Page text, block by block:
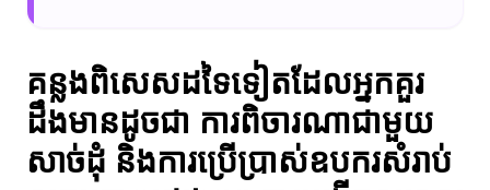
គន្លងពិសេសដទៃទៀតដែលអ្នកគួរ
ដឹងមានដូចជា ការពិចារណាជាមួយ
សាច់ដុំ និងការប្រើប្រាស់ឧបករសំរាប់